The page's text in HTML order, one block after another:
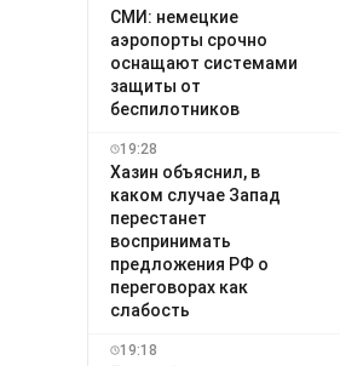
СМИ: немецкие
аэропорты срочно
оснащают системами
защиты от
беспилотников
19:28
Хазин объяснил, в
каком случае Запад
перестанет
воспринимать
предложения РФ о
переговорах как
слабость
19:18